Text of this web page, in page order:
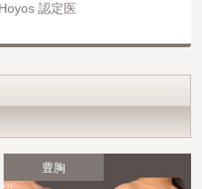
認定医
豊胸